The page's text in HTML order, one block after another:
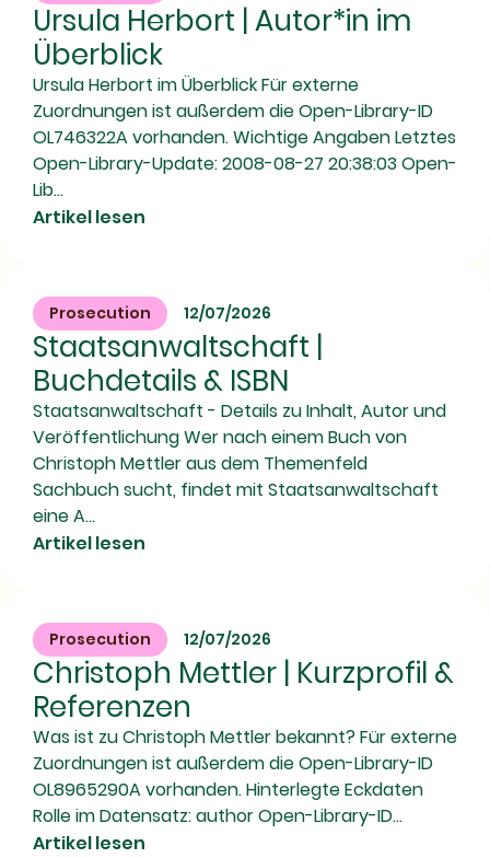
Ursula Herbort | Autor*in im
Überblick
Ursula Herbort im Überblick Für externe
Zuordnungen ist außerdem die Open-Library-ID
OL746322A vorhanden. Wichtige Angaben Letztes
Open-Library-Update: 2008-08-27 20:38:03 Open-
Lib...
Artikel lesen
Prosecution 12/07/2026
Staatsanwaltschaft |
Buchdetails & ISBN
Staatsanwaltschaft - Details zu Inhalt, Autor und
Veröffentlichung Wer nach einem Buch von
Christoph Mettler aus dem Themenfeld
Sachbuch sucht, findet mit Staatsanwaltschaft
eine A...
Artikel lesen
Prosecution 12/07/2026
Christoph Mettler | Kurzprofil &
Referenzen
Was ist zu Christoph Mettler bekannt? Für externe
Zuordnungen ist außerdem die Open-Library-ID
OL8965290A vorhanden. Hinterlegte Eckdaten
Rolle im Datensatz: author Open-Library-ID...
Artikel lesen